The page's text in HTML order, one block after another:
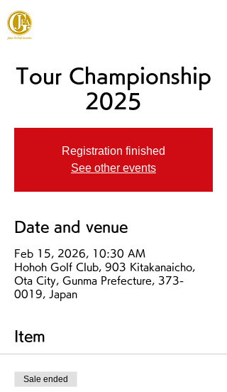
Tour Championship
2025
Registration finished
See other events
Date and venue
Feb 15, 2026, 10:30 AM
Hohoh Golf Club, 903 Kitakanaicho,
Ota City, Gunma Prefecture, 373-
0019, Japan
Item
Sale ended